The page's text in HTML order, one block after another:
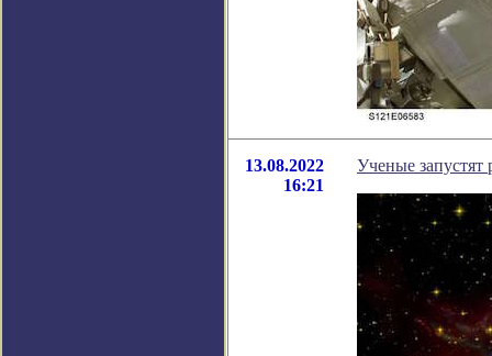
13.08.2022
16:21
Ученые запустят